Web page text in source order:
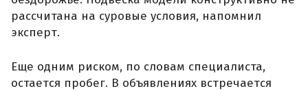
рассчитана на суровые условия, напомнил
эксперт.
Еще одним риском, по словам специалиста,
остается пробег. В объявлениях встречается